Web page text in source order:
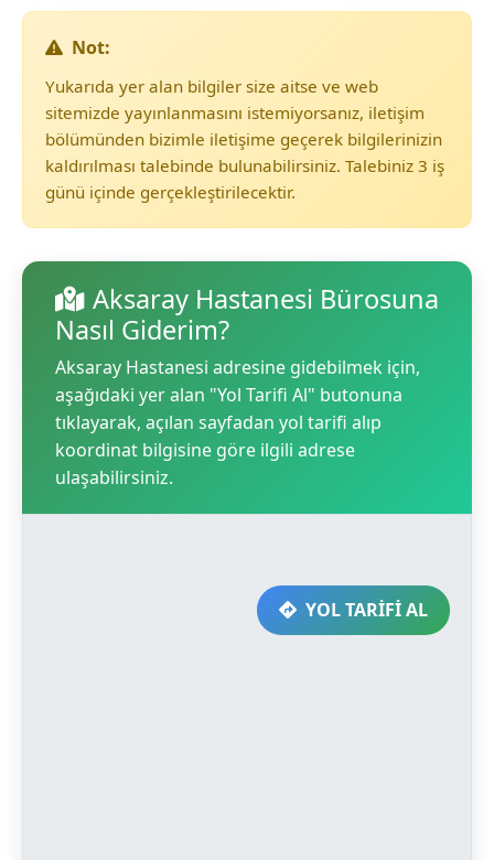
Not:
Yukarıda yer alan bilgiler size aitse ve web
sitemizde yayınlanmasını istemiyorsanız, iletişim
bölümünden bizimle iletişime geçerek bilgilerinizin
kaldırılması talebinde bulunabilirsiniz. Talebiniz 3 iş
günü içinde gerçekleştirilecektir.
Aksaray Hastanesi Bürosuna
Nasıl Giderim?
Aksaray Hastanesi adresine gidebilmek için,
aşağıdaki yer alan "Yol Tarifi Al" butonuna
tıklayarak, açılan sayfadan yol tarifi alıp
koordinat bilgisine göre ilgili adrese
ulaşabilirsiniz.
YOL TARİFİ AL